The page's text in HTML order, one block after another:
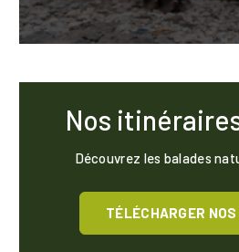
Nos
Découvrez les balades
TÉLÉCHARGER